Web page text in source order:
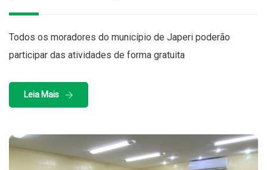
Todos os moradores do município de Japeri poderão
participar das atividades de forma gratuita
Leia Mais